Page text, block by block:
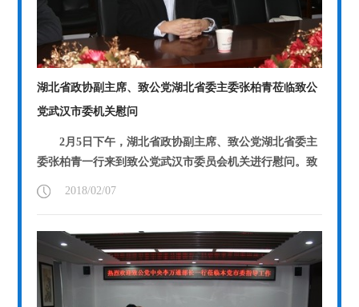
湖北省政协副主席、致公党湖北省委主委张柏青莅临致公
党武汉市委机关慰问
2月5日下午，湖北省政协副主席、致公党湖北省委主
委张柏青一行来到致公党武汉市委员会机关进行慰问。致
公党武汉市委专职副主委张河滢...
2018/02/07